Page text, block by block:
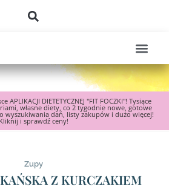
APLIKACJI DIETETYCZNEJ "FIT FOCZKI"! Tysiące
własne diety, co 2 tygodnie nowe, gotowe
wyszukiwania dań, listy zakupów i dużo więcej!
Kliknij i sprawdź ceny!
Zupy
Z KURCZAKIEM